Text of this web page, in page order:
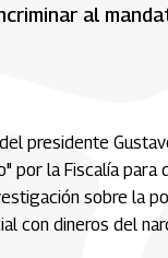
al
presidente
por la Fiscalía para
sobre la
con dineros del